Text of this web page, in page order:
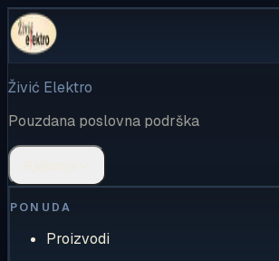
Živić Elektro
Pouzdana poslovna podrška
PONUDA
Proizvodi